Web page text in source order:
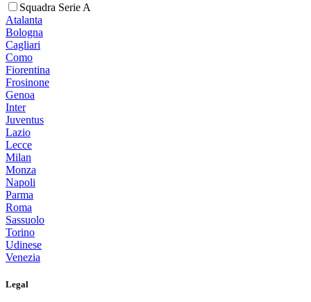
Squadra Serie A
Atalanta
Bologna
Cagliari
Como
Fiorentina
Frosinone
Genoa
Inter
Juventus
Lazio
Lecce
Milan
Monza
Napoli
Parma
Roma
Sassuolo
Torino
Udinese
Venezia
Legal